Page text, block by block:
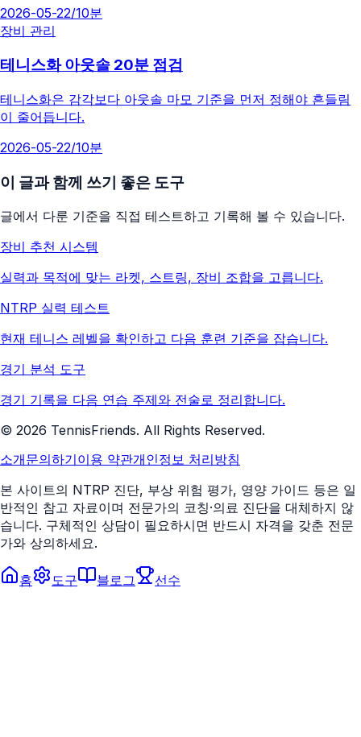
2026-05-22/10분
장비 관리
테니스화 아웃솔 20분 점검
테니스화은 감각보다 아웃솔 마모 기준을 먼저 정해야 흔들림
이 줄어듭니다.
2026-05-22/10분
이 글과 함께 쓰기 좋은 도구
글에서 다룬 기준을 직접 테스트하고 기록해 볼 수 있습니다.
장비 추천 시스템
실력과 목적에 맞는 라켓, 스트링, 장비 조합을 고릅니다.
NTRP 실력 테스트
현재 테니스 레벨을 확인하고 다음 훈련 기준을 잡습니다.
경기 분석 도구
경기 기록을 다음 연습 주제와 전술로 정리합니다.
© 2026 TennisFriends. All Rights Reserved.
소개문의하기이용 약관개인정보 처리방침
본 사이트의 NTRP 진단, 부상 위험 평가, 영양 가이드 등은 일
반적인 참고 자료이며 전문가의 코칭·의료 진단을 대체하지 않
습니다. 구체적인 상담이 필요하시면 반드시 자격을 갖춘 전문
가와 상의하세요.
홈 도구 블로그 선수